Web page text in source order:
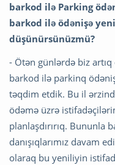
barkod ilə Parking
barkod ilə ödənişə
düşünürsünüzmü?
- Ötən günlərdə biz
barkod ilə parkinq
təqdim etdik. Bu il
ödəmə üzrə
planlaşdırırıq. Bununla
danışıqlarımız davam
olaraq bu yeniliyin